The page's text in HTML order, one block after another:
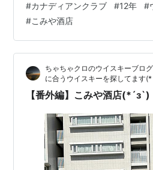
www.whiskeywhisky.work
カナディアンクラブ20年は非常
有りとても美しいウイスキーで
#カナディアンクラブ #12年 #
#こみや酒店
ちゃちゃクロのウイスキーブロ
に合うウイスキーを探してます
【番外編】こみや酒店(*´з`)